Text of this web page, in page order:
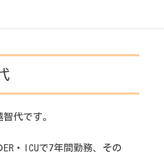
代です。
・ICUで7年間勤務、その